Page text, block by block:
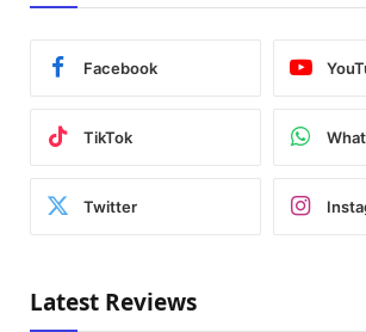
Facebook
TikTok
Twitter
Latest Reviews